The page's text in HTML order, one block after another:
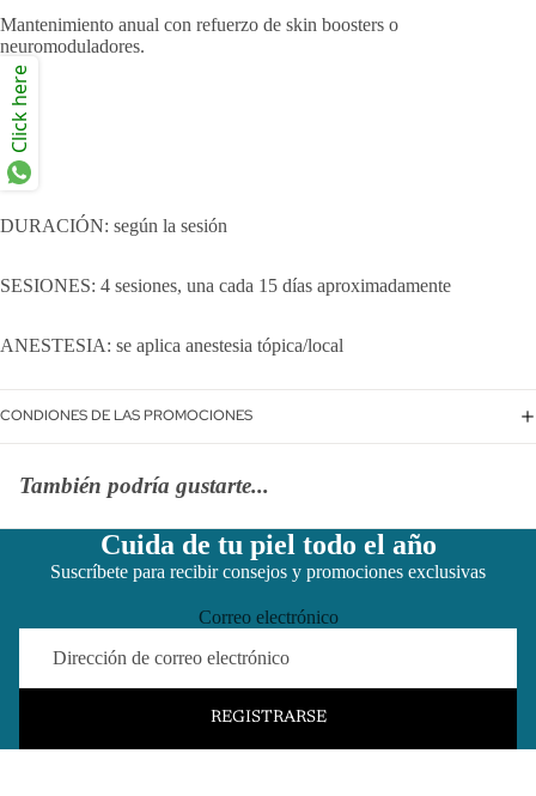
Mantenimiento anual con refuerzo de skin boosters o
neuromoduladores.
DURACIÓN: según la sesión
SESIONES: 4 sesiones, una cada 15 días aproximadamente
ANESTESIA: se aplica anestesia tópica/local
CONDIONES DE LAS PROMOCIONES
También podría gustarte...
Cuida de tu piel todo el año
Suscríbete para recibir consejos y promociones exclusivas
Correo electrónico
REGISTRARSE
Click here